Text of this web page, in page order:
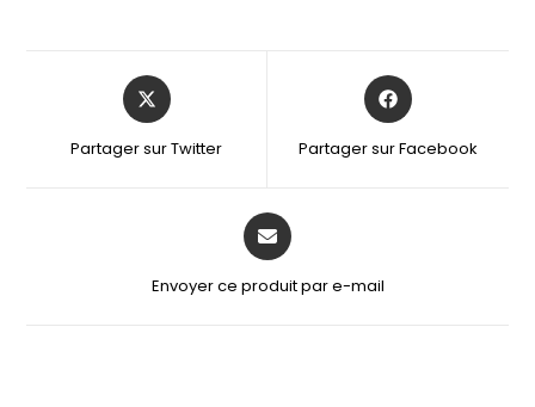
Partager sur Twitter Partager sur Facebook
Envoyer ce produit par e-mail